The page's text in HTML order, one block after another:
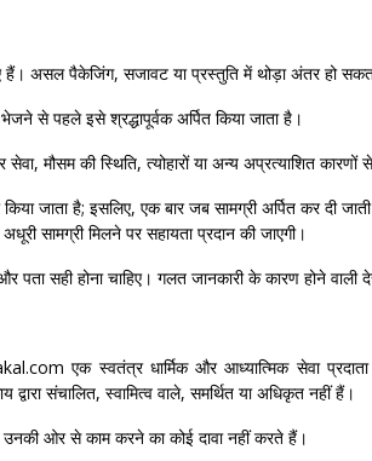
असल पैकेजिंग, सजावट या प्रस्तुति में थोड़ा अंतर हो
से पहले इसे श्रद्धापूर्वक अर्पित किया जाता है।
मौसम की स्थिति, त्योहारों या अन्य अप्रत्याशित
जाता है; इसलिए, एक बार जब सामग्री अर्पित कर दी
सामग्री मिलने पर सहायता प्रदान की जाएगी।
और पता सही होना चाहिए। गलत जानकारी के कारण होने
एक स्वतंत्र धार्मिक और आध्यात्मिक सेवा
संचालित, स्वामित्व वाले, समर्थित या अधिकृत नहीं हैं।
उनकी ओर से काम करने का कोई दावा नहीं करते हैं।